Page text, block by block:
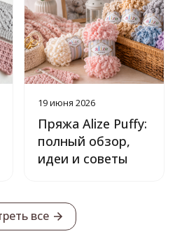
19 июня 2026
Пряжа Alize Puffy:
полный обзор,
идеи и советы
все